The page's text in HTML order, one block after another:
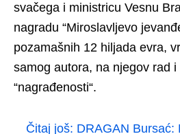
svačega i ministricu Vesnu
nagradu “Miroslavljevo
pozamašnih 12 hiljada evra,
samog autora, na njegov rad i
“nagrađenosti“.
Čitaj još: DRAGAN Bursać: